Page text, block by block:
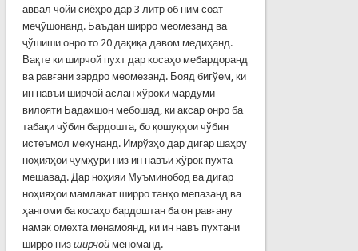
аввал чойи сиёҳро дар 3 литр об ним соат
меҷўшонанд. Баъдан ширро меомезанд ва
ҷўшиши онро то 20 дақиқа давом медиҳанд.
Вақте ки ширчой пухт дар косаҳо мебардоранд
ва равғани зардро меомезанд. Бояд бигўем, ки
ин навъи ширчой аслан хўроки мардуми
вилояти Бадахшон мебошад, ки аксар онро ба
табақи чўбин бардошта, бо қошуқҳои чўбин
истеъмол мекунанд. Имрўзҳо дар дигар шаҳру
ноҳияҳои ҷумҳурӣ низ ин навъи хўрок пухта
мешавад. Дар ноҳияи Муъминобод ва дигар
ноҳияҳои мамлакат ширро танҳо мепазанд ва
ҳангоми ба косаҳо бардоштан ба он равғану
намак омехта менамоянд, ки ин навъ пухтани
ширро низ ширчойменоманд.